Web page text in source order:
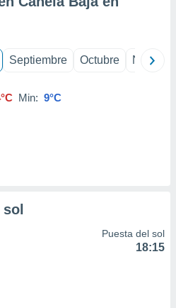
Septiembre Octubre
Min: 9°C
Puesta del sol
18:15